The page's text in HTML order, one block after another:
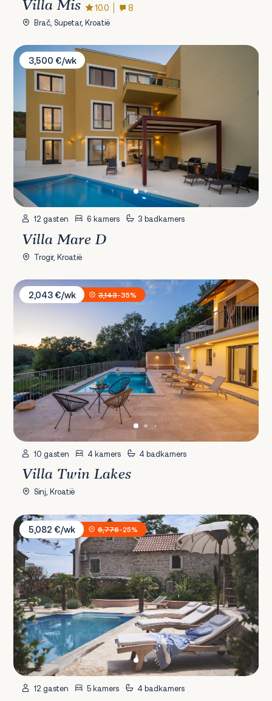
Villa Mis 10.0 8
Brač, Supetar, Kroatië
Villa Mare D
3,500 €/wk
12 gasten 6 kamers 3 badkamers
Villa Mare D
Trogir, Kroatië
Villa Twin Lakes
2,043 €/wk
3,143-35%
10 gasten 4 kamers 4 badkamers
Villa Twin Lakes
Sinj, Kroatië
Villa Oaza
5,082 €/wk
6,776-25%
12 gasten 5 kamers 4 badkamers